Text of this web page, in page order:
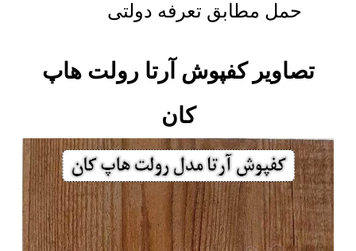
حمل مطابق تعرفه دولتی
تصاویر کفپوش آرتا رولت هاپ
کان